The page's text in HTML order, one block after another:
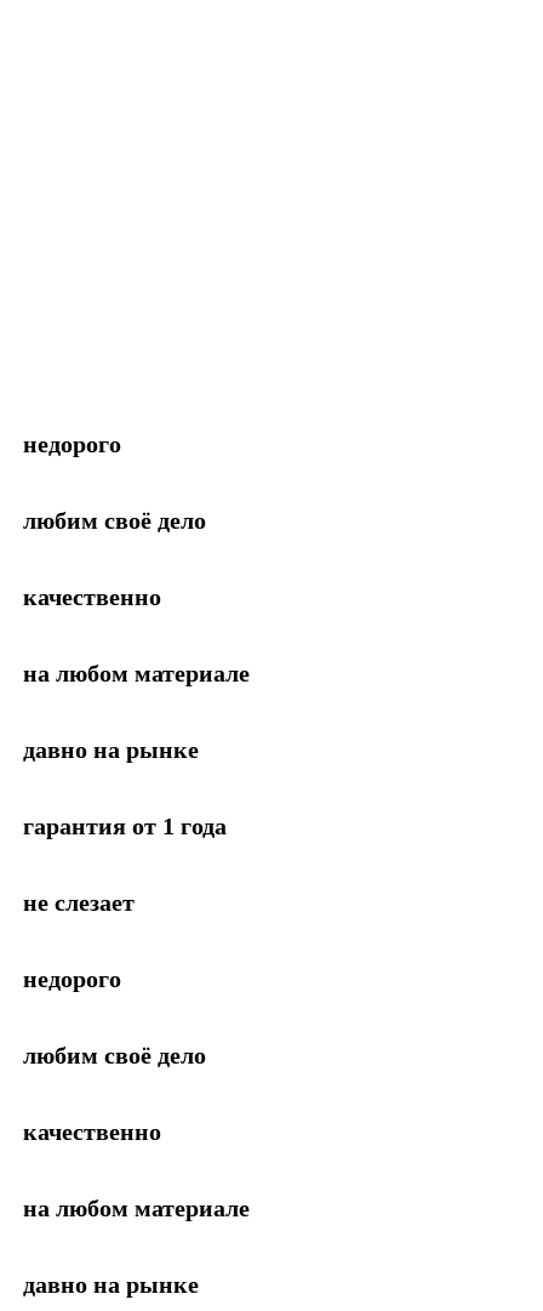
недорого
любим своё дело
качественно
на любом материале
давно на рынке
гарантия от 1 года
не слезает
недорого
любим своё дело
качественно
на любом материале
давно на рынке